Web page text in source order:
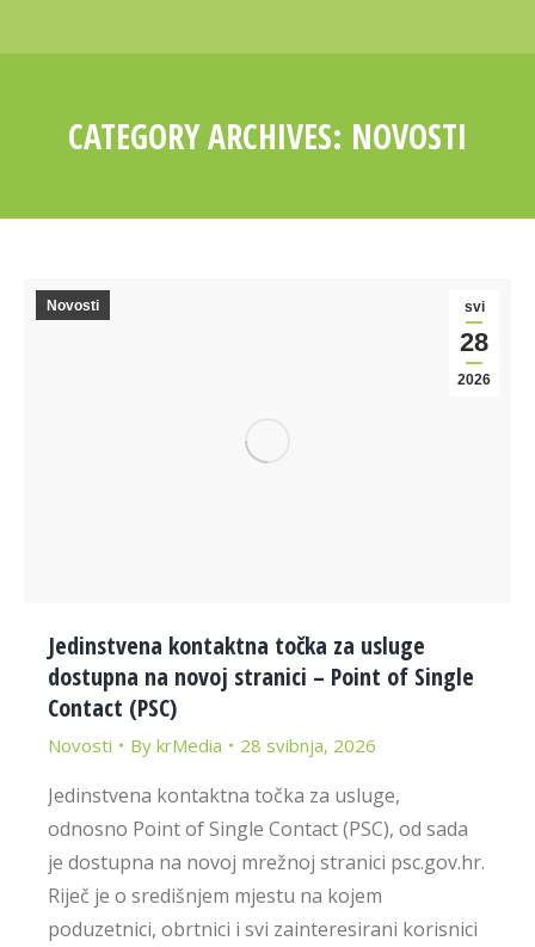
CATEGORY ARCHIVES: NOVOSTI
svi
28
2026
Novosti
Jedinstvena kontaktna točka za usluge
dostupna na novoj stranici – Point of Single
Contact (PSC)
Novosti By krMedia 28 svibnja, 2026
Jedinstvena kontaktna točka za usluge,
odnosno Point of Single Contact (PSC), od sada
je dostupna na novoj mrežnoj stranici psc.gov.hr.
Riječ je o središnjem mjestu na kojem
poduzetnici, obrtnici i svi zainteresirani korisnici